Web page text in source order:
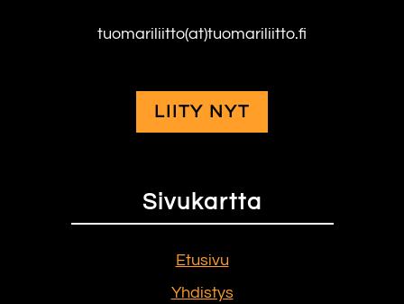
tuomariliitto(at)tuomariliitto.fi
LIITY NYT
Sivukartta
Etusivu
Yhdistys